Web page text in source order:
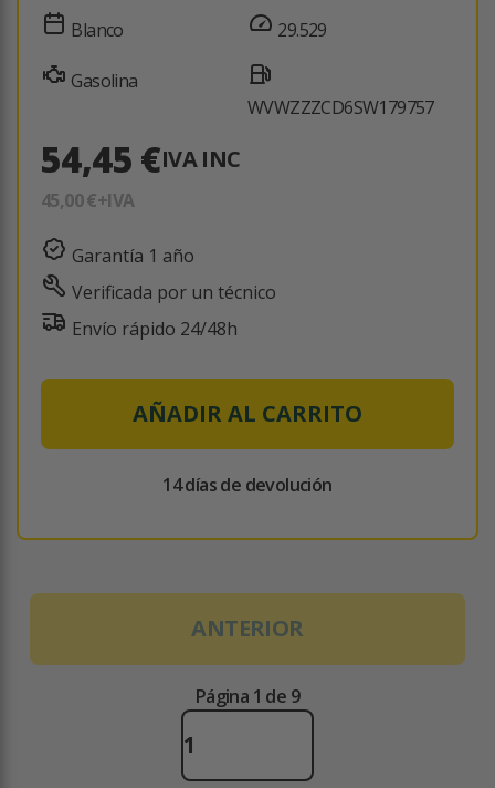
Blanco
Gasolina
29.529
WVWZZZCD6SW179757
54,45 €IVA INC
45,00 €+IVA
Garantía 1 año
Verificada por un técnico
Envío rápido 24/48h
AÑADIR AL CARRITO
14 días de devolución
ANTERIOR
Página 1 de 9